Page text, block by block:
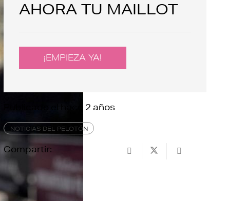
AHORA TU MAILLOT
¡EMPIEZA YA!
hace 2 años
NOTICIAS DEL PELOTÓN
Compartir: